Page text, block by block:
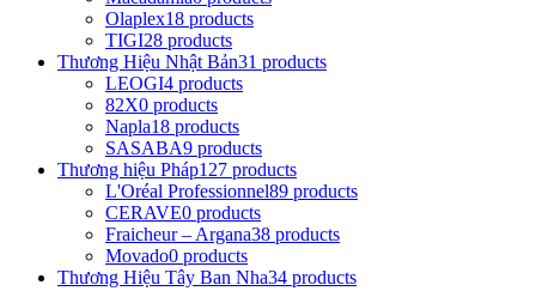
Olaplex18 products
TIGI28 products
Thương Hiệu Nhật Bản31 products
LEOGI4 products
82X0 products
Napla18 products
SASABA9 products
Thương hiệu Pháp127 products
L'Oréal Professionnel89 products
CERAVE0 products
Fraicheur – Argana38 products
Movado0 products
Thương Hiệu Tây Ban Nha34 products